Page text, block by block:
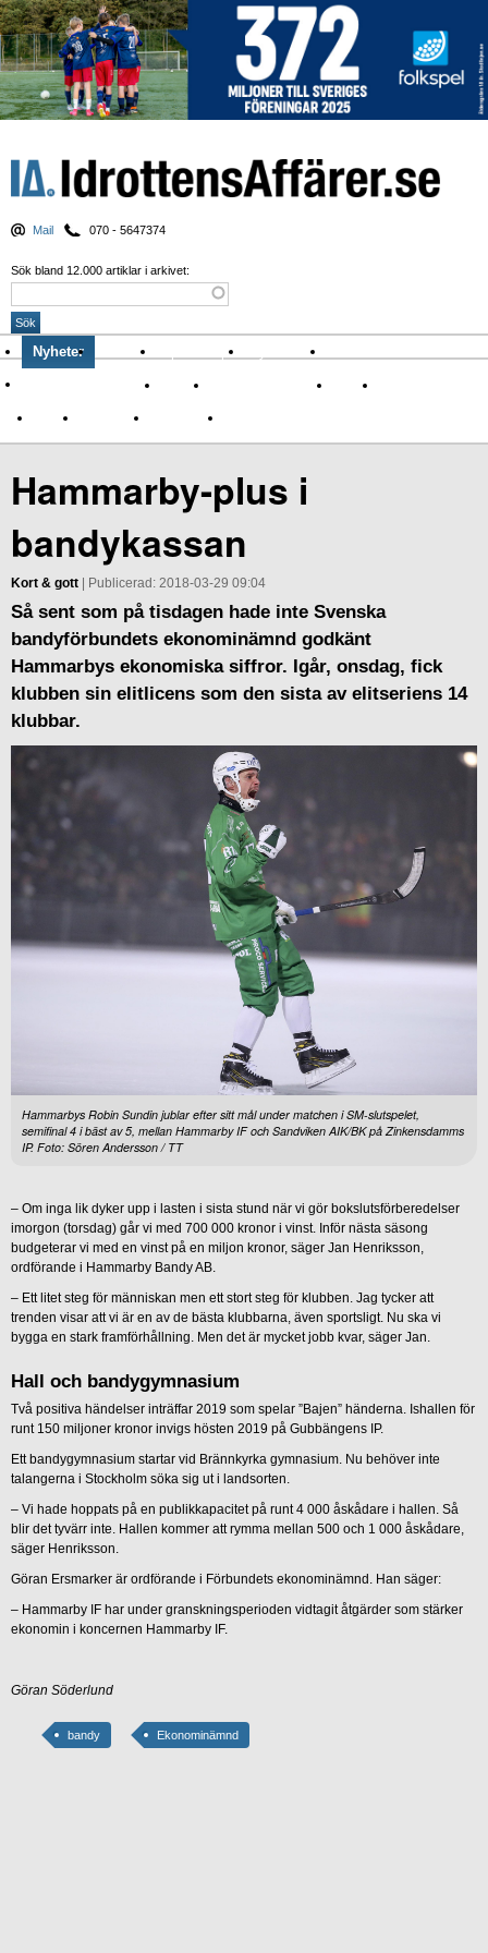
Mail 070 - 5647374
Sök bland 12.000 artiklar i arkivet:
Nyheter Krönikor Sport & spel Nyhetsbrev
Om Idrottens Affärer
Affärer I spåren av Corona Arena
Namn Sponsring TV-nyheter
Hammarby-plus i
bandykassan
Kort & gott | Publicerad: 2018-03-29 09:04
Så sent som på tisdagen hade inte Svenska
bandyförbundets ekonominämnd godkänt
Hammarbys ekonomiska siffror. Igår, onsdag, fick
klubben sin elitlicens som den sista av elitseriens 14
klubbar.
Hammarbys Robin Sundin jublar efter sitt mål under matchen i SM-slutspelet,
semifinal 4 i bäst av 5, mellan Hammarby IF och Sandviken AIK/BK på Zinkensdamms
IP. Foto: Sören Andersson / TT
– Om inga lik dyker upp i lasten i sista stund när vi gör bokslutsförberedelser
imorgon (torsdag) går vi med 700 000 kronor i vinst. Inför nästa säsong
budgeterar vi med en vinst på en miljon kronor, säger Jan Henriksson,
ordförande i Hammarby Bandy AB.
– Ett litet steg för människan men ett stort steg för klubben. Jag tycker att
trenden visar att vi är en av de bästa klubbarna, även sportsligt. Nu ska vi
bygga en stark framförhållning. Men det är mycket jobb kvar, säger Jan.
Hall och bandygymnasium
Två positiva händelser inträffar 2019 som spelar ”Bajen” händerna. Ishallen för
runt 150 miljoner kronor invigs hösten 2019 på Gubbängens IP.
Ett bandygymnasium startar vid Brännkyrka gymnasium. Nu behöver inte
talangerna i Stockholm söka sig ut i landsorten.
– Vi hade hoppats på en publikkapacitet på runt 4 000 åskådare i hallen. Så
blir det tyvärr inte. Hallen kommer att rymma mellan 500 och 1 000 åskådare,
säger Henriksson.
Göran Ersmarker är ordförande i Förbundets ekonominämnd. Han säger:
– Hammarby IF har under granskningsperioden vidtagit åtgärder som stärker
ekonomin i koncernen Hammarby IF.
Göran Söderlund
bandy Ekonominämnd